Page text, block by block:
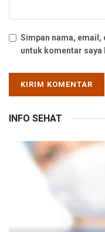
Simpan nama, email,
untuk komentar saya
INFO SEHAT